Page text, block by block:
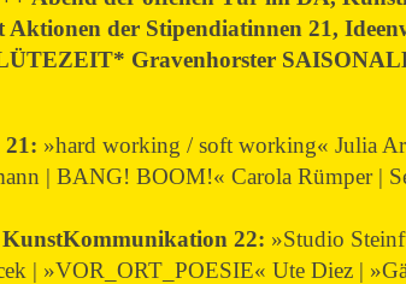
der Stipendiatinnen 21,
Gravenhorster
»hard working / soft working« Julia
| BANG! BOOM!« Carola Rümper |
22: »Studio
| »VOR_ORT_POESIE« Ute Diez |